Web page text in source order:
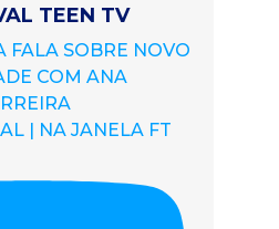
TEEN TV
FALA SOBRE NOVO
COM ANA
| NA JANELA FT